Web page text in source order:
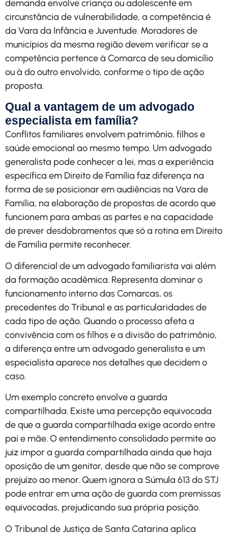
demanda envolve criança ou adolescente em
circunstância de vulnerabilidade, a competência é
da Vara da Infância e Juventude. Moradores de
municípios da mesma região devem verificar se a
competência pertence à Comarca de seu domicílio
ou à do outro envolvido, conforme o tipo de ação
proposta.
Qual a vantagem de um advogado
especialista em família?
Conflitos familiares envolvem patrimônio, filhos e
saúde emocional ao mesmo tempo. Um advogado
generalista pode conhecer a lei, mas a experiência
específica em Direito de Família faz diferença na
forma de se posicionar em audiências na Vara de
Família, na elaboração de propostas de acordo que
funcionem para ambas as partes e na capacidade
de prever desdobramentos que só a rotina em Direito
de Família permite reconhecer.
O diferencial de um advogado familiarista vai além
da formação acadêmica. Representa dominar o
funcionamento interno das Comarcas, os
precedentes do Tribunal e as particularidades de
cada tipo de ação. Quando o processo afeta a
convivência com os filhos e a divisão do patrimônio,
a diferença entre um advogado generalista e um
especialista aparece nos detalhes que decidem o
caso.
Um exemplo concreto envolve a guarda
compartilhada. Existe uma percepção equivocada
de que a guarda compartilhada exige acordo entre
pai e mãe. O entendimento consolidado permite ao
juiz impor a guarda compartilhada ainda que haja
oposição de um genitor, desde que não se comprove
prejuízo ao menor. Quem ignora a Súmula 613 do STJ
pode entrar em uma ação de guarda com premissas
equivocadas, prejudicando sua própria posição.
O Tribunal de Justiça de Santa Catarina aplica